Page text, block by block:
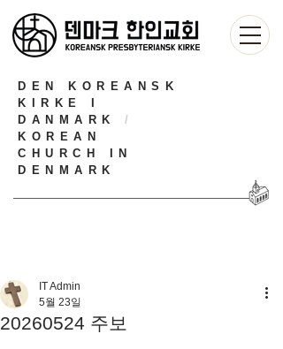
DEN KOREANSK
KIRKE I
DANMARK /
KOREAN
CHURCH IN
DENMARK
20260524 주보
IT Admin
5월 23일